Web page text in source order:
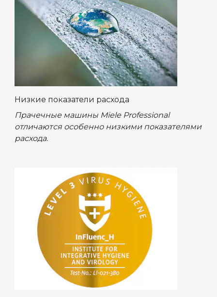
Низкие показатели расхода
Прачечные машины Miele Professional
отличаются особенно низкими показателями
расхода.